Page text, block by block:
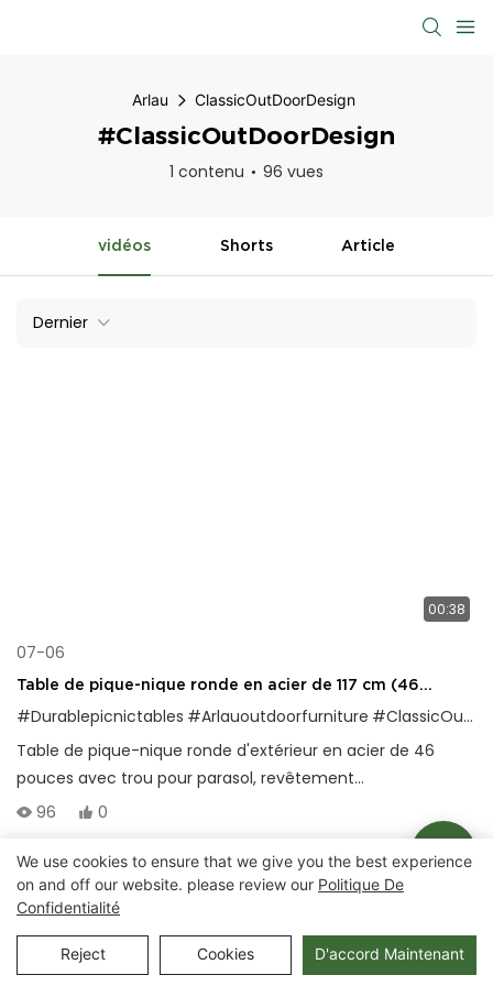
Arlau ClassicOutDoorDesign
#ClassicOutDoorDesign
1 contenu 96 vues
vidéos Shorts Article
Dernier
00:38
07-06
Table de pique-nique ronde en acier de 117 cm (46
pouces) avec trou pour parasol, pour usage extérieur
#Durablepicnictables #Arlauoutdoorfurniture #ClassicOutDoorDesign
Table de pique-nique ronde d'extérieur en acier de 46
pouces avec trou pour parasol, revêtement
thermoplastique et cadre robuste pour les parcs, les écoles
96 0
Droits d'auteur © 2025 Chongqing Arlau Civic Equipment
Manufacturing Co., Ltd. | Plan du site
We use cookies to ensure that we give you the best experience
on and off our website. please review our Politique De
Confidentialité
Reject Cookies D'accord Maintenant